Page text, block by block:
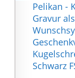
Pelikan -
Gravur
Schwarz